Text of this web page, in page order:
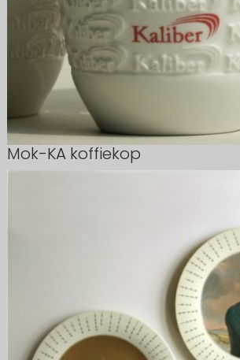
Mok-KA koffiekop